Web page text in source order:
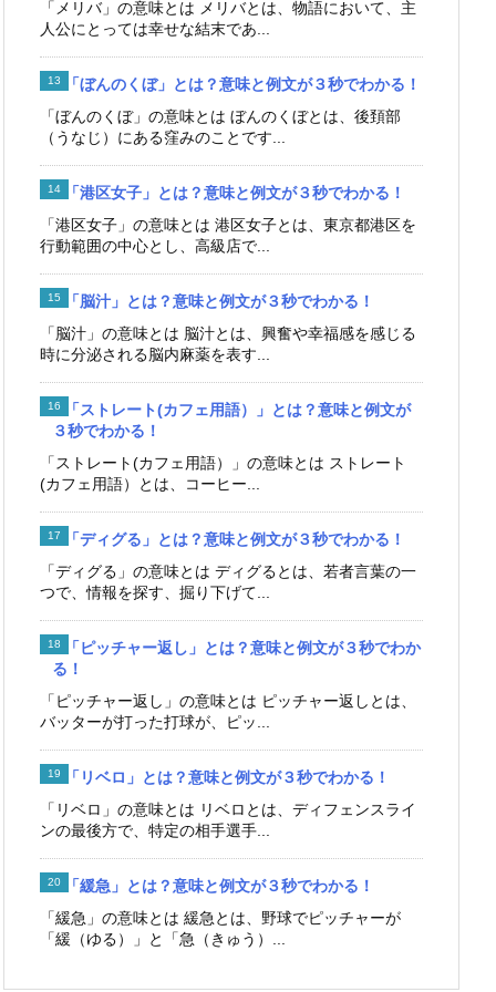
「メリバ」の意味とは メリバとは、物語において、主
人公にとっては幸せな結末であ...
「ぼんのくぼ」とは？意味と例文が３秒でわかる！
「ぼんのくぼ」の意味とは ぼんのくぼとは、後頚部
（うなじ）にある窪みのことです...
「港区女子」とは？意味と例文が３秒でわかる！
「港区女子」の意味とは 港区女子とは、東京都港区を
行動範囲の中心とし、高級店で...
「脳汁」とは？意味と例文が３秒でわかる！
「脳汁」の意味とは 脳汁とは、興奮や幸福感を感じる
時に分泌される脳内麻薬を表す...
「ストレート(カフェ用語）」とは？意味と例文が
３秒でわかる！
「ストレート(カフェ用語）」の意味とは ストレート
(カフェ用語）とは、コーヒー...
「ディグる」とは？意味と例文が３秒でわかる！
「ディグる」の意味とは ディグるとは、若者言葉の一
つで、情報を探す、掘り下げて...
「ピッチャー返し」とは？意味と例文が３秒でわか
る！
「ピッチャー返し」の意味とは ピッチャー返しとは、
バッターが打った打球が、ピッ...
「リベロ」とは？意味と例文が３秒でわかる！
「リベロ」の意味とは リベロとは、ディフェンスライ
ンの最後方で、特定の相手選手...
「緩急」とは？意味と例文が３秒でわかる！
「緩急」の意味とは 緩急とは、野球でピッチャーが
「緩（ゆる）」と「急（きゅう）...